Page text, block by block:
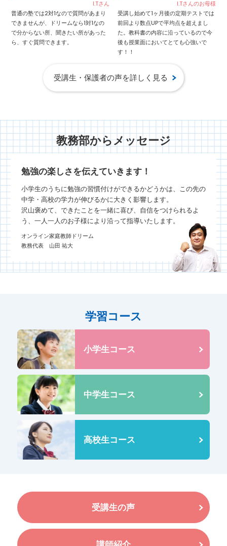
I.Tさん
普通の塾では2対1なので質問があまり
できませんが、ドリームなら1対1なの
で分からない所、聞きたい所があった
ら、すぐ質問できます。
I.Tさんのお母様
受講し始めて1ヶ月後の定期テストでは
前回より数点UPで平均点を超えまし
た。教科書の内容に沿っているので今
後も授業面においてとても心強いで
す！！
受講生・保護者の声を詳しく見る
教務部からメッセージ
勉強の楽しさを伝えていきます！
小学生のうちに勉強の習慣付けができるかどうかは、この先の
中学・高校の学力が伸びるかに大きく影響します。
沢山褒めて、できたことを一緒に喜び、自信をつけられるよ
う、一人一人のお子様により沿って指導いたします。
オンライン家庭教師ドリーム
教務代表 山田 祐大
学習コース
小学生コース
中学生コース
高校生コース
受講生の声